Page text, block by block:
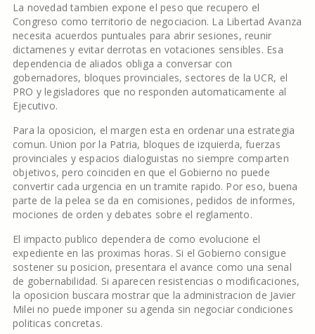
La novedad tambien expone el peso que recupero el
Congreso como territorio de negociacion. La Libertad Avanza
necesita acuerdos puntuales para abrir sesiones, reunir
dictamenes y evitar derrotas en votaciones sensibles. Esa
dependencia de aliados obliga a conversar con
gobernadores, bloques provinciales, sectores de la UCR, el
PRO y legisladores que no responden automaticamente al
Ejecutivo.
Para la oposicion, el margen esta en ordenar una estrategia
comun. Union por la Patria, bloques de izquierda, fuerzas
provinciales y espacios dialoguistas no siempre comparten
objetivos, pero coinciden en que el Gobierno no puede
convertir cada urgencia en un tramite rapido. Por eso, buena
parte de la pelea se da en comisiones, pedidos de informes,
mociones de orden y debates sobre el reglamento.
El impacto publico dependera de como evolucione el
expediente en las proximas horas. Si el Gobierno consigue
sostener su posicion, presentara el avance como una senal
de gobernabilidad. Si aparecen resistencias o modificaciones,
la oposicion buscara mostrar que la administracion de Javier
Milei no puede imponer su agenda sin negociar condiciones
politicas concretas.